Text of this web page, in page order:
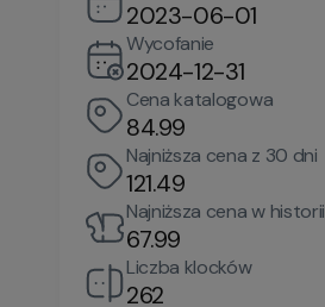
2023-06-01
Wycofanie
2024-12-31
Cena katalogowa
84.99
Najniższa cena z 30 dni
121.49
Najniższa cena w historii
67.99
Liczba klocków
262